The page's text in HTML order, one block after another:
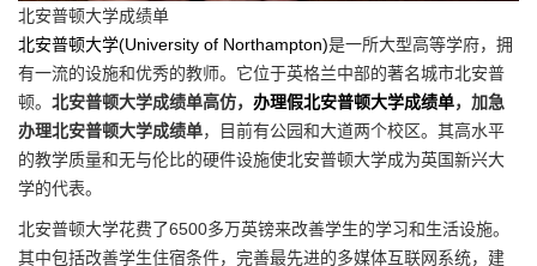
北安普顿大学成绩单
北安普顿大学(University of Northampton)是一所大型高等学府，拥
有一流的设施和优秀的教师。它位于英格兰中部的著名城市北安普
顿。 北安普顿大学成绩单高仿， 办理假北安普顿大学成绩单，加急
办理北安普顿大学成绩单，目前有公园和大道两个校区。其高水平
的教学质量和无与伦比的硬件设施使北安普顿大学成为英国新兴大
学的代表。
北安普顿大学花费了6500多万英镑来改善学生的学习和生活设施。
其中包括改善学生住宿条件，完善最先进的多媒体互联网系统，建